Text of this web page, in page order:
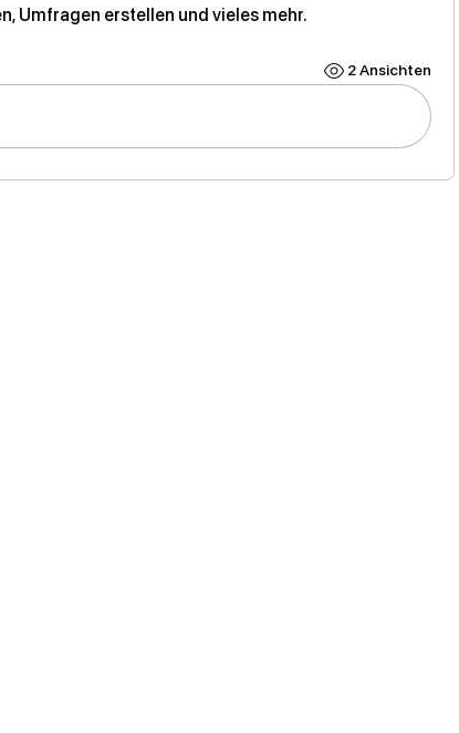
Umfragen erstellen und vieles mehr.
2 Ansichten